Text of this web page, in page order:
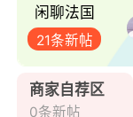
闲聊法国
21条新帖
商家自荐区
0条新帖